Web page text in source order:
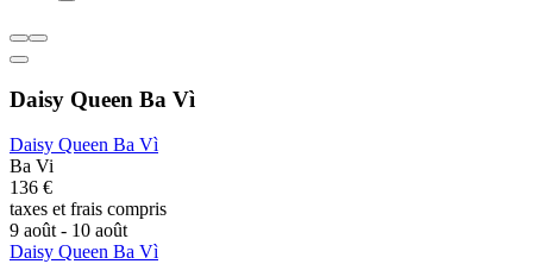
Daisy Queen Ba Vì
Daisy Queen Ba Vì
Ba Vi
136 €
taxes et frais compris
9 août - 10 août
Daisy Queen Ba Vì